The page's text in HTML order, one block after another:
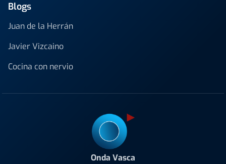
Blogs
Juan de la Herrán
Javier Vizcaino
Cocina con nervio
Onda Vasca